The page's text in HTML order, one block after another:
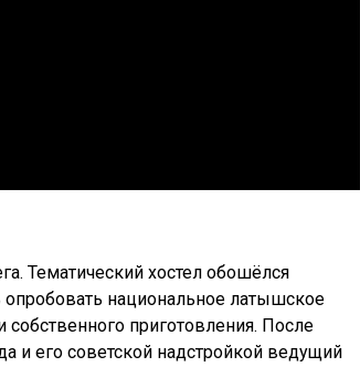
Тематический хостел обошёлся
национальное латышское
приготовления. После
и его советской надстройкой ведущий